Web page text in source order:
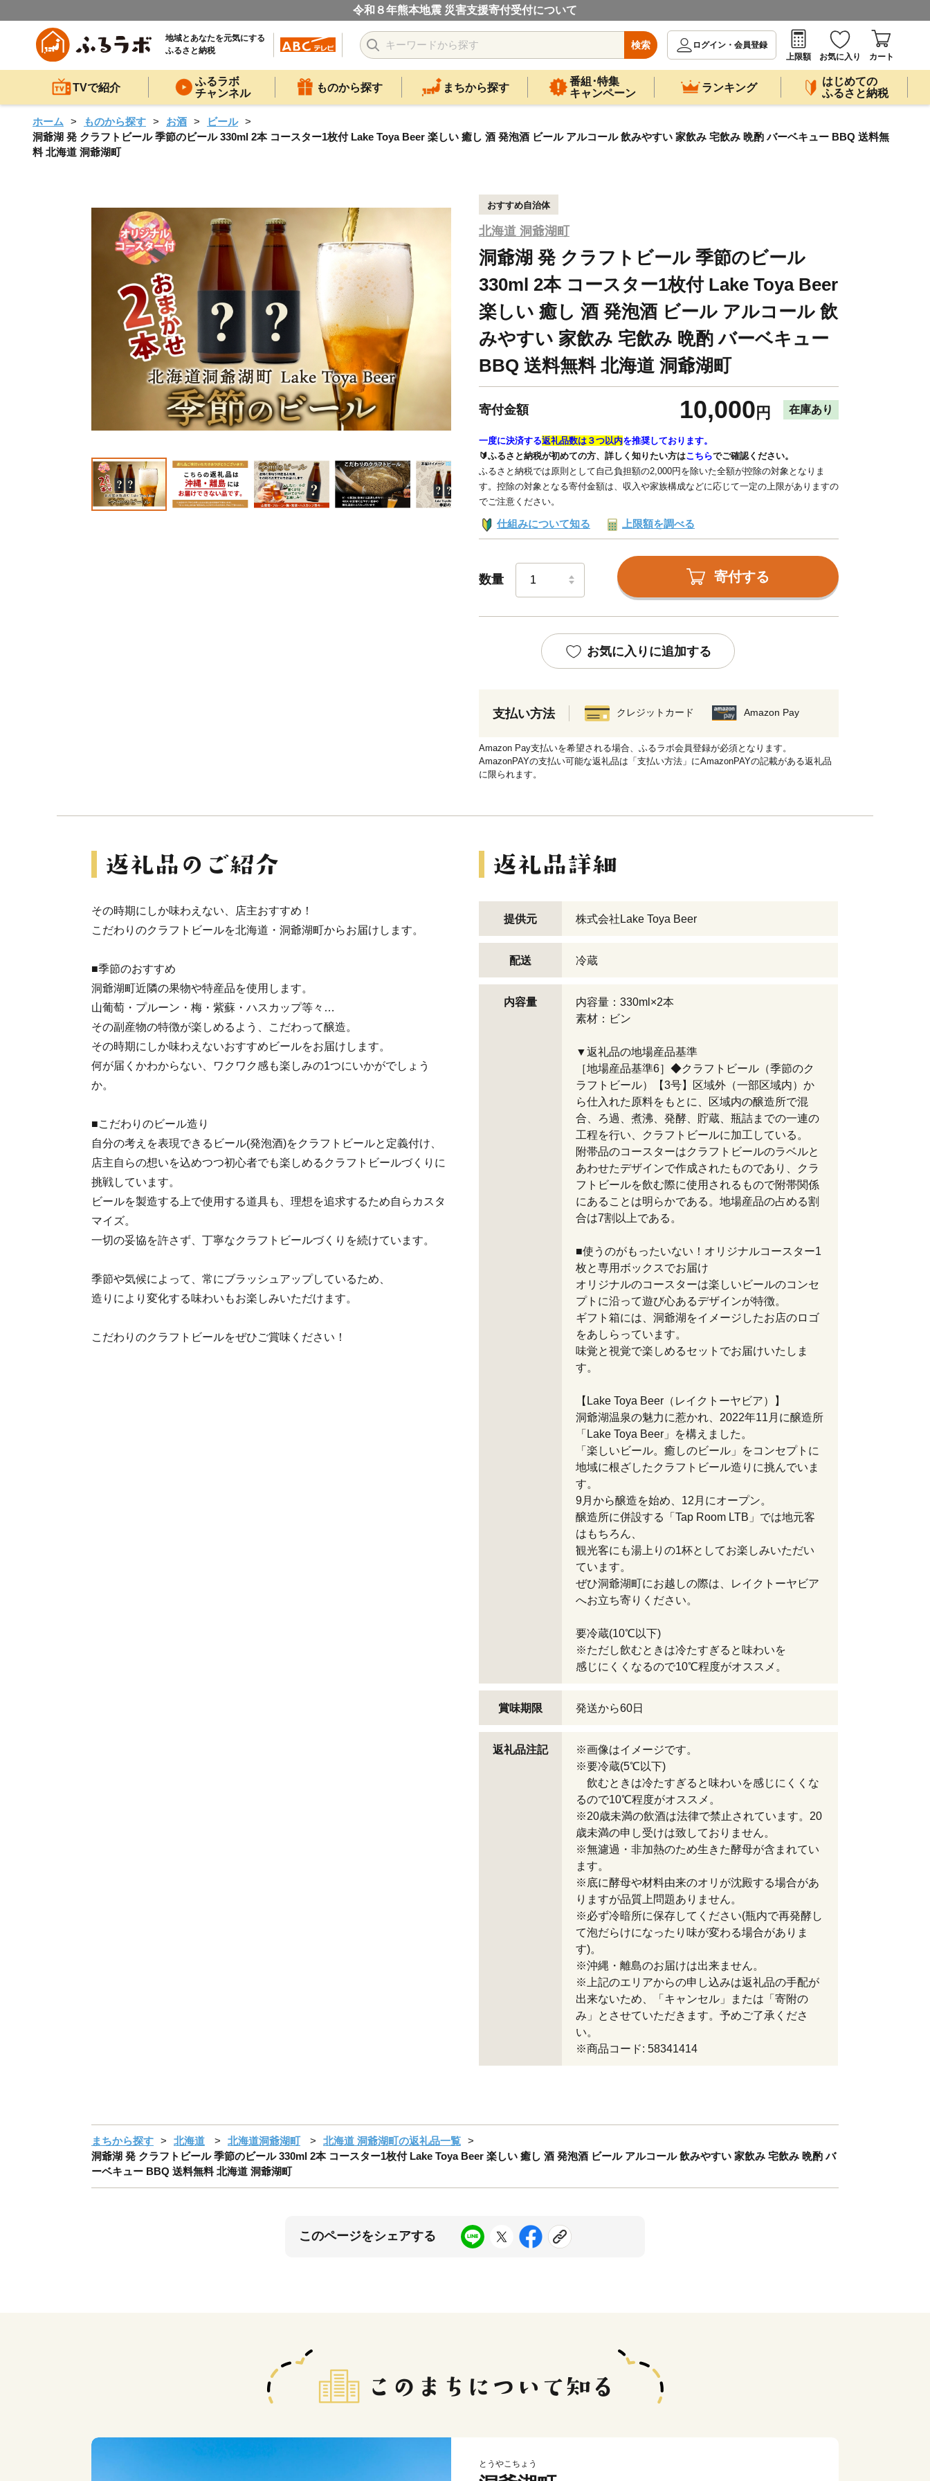
令和８年熊本地震 災害支援寄付受付について
地域とあなたを元気にする
ふるさと納税
検索
ログイン・会員登録
上限額
お気に入り カート
TVで紹介
ふるラボ
チャンネル
ものから探す まちから探す
番組･特集
キャンペーン
ランキング
はじめての
ふるさと納税
ホーム ものから探す お酒
ビール
洞爺湖 発 クラフトビール 季節のビール 330ml 2本 コースター1枚付 Lake Toya Beer 楽しい 癒し 酒 発泡酒 ビール アルコール 飲みやすい 家飲み 宅飲み 晩酌 バーベキュー BBQ 送料無
料 北海道 洞爺湖町
おすすめ自治体
北海道 洞爺湖町
洞爺湖 発 クラフトビール 季節のビール
330ml 2本 コースター1枚付 Lake Toya Beer
楽しい 癒し 酒 発泡酒 ビール アルコール 飲
みやすい 家飲み 宅飲み 晩酌 バーベキュー
BBQ 送料無料 北海道 洞爺湖町
寄付金額 10,000 円 在庫あり
一度に決済する返礼品数は３つ以内を推奨しております。
🔰ふるさと納税が初めての方、詳しく知りたい方はこちらでご確認ください。
ふるさと納税では原則として自己負担額の2,000円を除いた全額が控除の対象となりま
す。控除の対象となる寄付金額は、収入や家族構成などに応じて一定の上限がありますの
でご注意ください。
仕組みについて知る 上限額を調べる
数量 寄付する
お気に入りに追加する
支払い方法 クレジットカード Amazon Pay
Amazon Pay支払いを希望される場合、ふるラボ会員登録が必須となります。
AmazonPAYの支払い可能な返礼品は「支払い方法」にAmazonPAYの記載がある返礼品
に限られます。
その時期にしか味わえない、店主おすすめ！
こだわりのクラフトビールを北海道・洞爺湖町からお届けします。
■季節のおすすめ
洞爺湖町近隣の果物や特産品を使用します。
山葡萄・プルーン・梅・紫蘇・ハスカップ等々…
その副産物の特徴が楽しめるよう、こだわって醸造。
その時期にしか味わえないおすすめビールをお届けします。
何が届くかわからない、ワクワク感も楽しみの1つにいかがでしょう
か。
■こだわりのビール造り
自分の考えを表現できるビール(発泡酒)をクラフトビールと定義付け、
店主自らの想いを込めつつ初心者でも楽しめるクラフトビールづくりに
挑戦しています。
ビールを製造する上で使用する道具も、理想を追求するため自らカスタ
マイズ。
一切の妥協を許さず、丁寧なクラフトビールづくりを続けています。
季節や気候によって、常にブラッシュアップしているため、
造りにより変化する味わいもお楽しみいただけます。
こだわりのクラフトビールをぜひご賞味ください！
提供元 株式会社Lake Toya Beer
配送 冷蔵
内容量
内容量：330ml×2本
素材：ビン
▼返礼品の地場産品基準
［地場産品基準6］◆クラフトビール（季節のク
ラフトビール）【3号】区域外（一部区域内）か
ら仕入れた原料をもとに、区域内の醸造所で混
合、ろ過、煮沸、発酵、貯蔵、瓶詰までの一連の
工程を行い、クラフトビールに加工している。
附帯品のコースターはクラフトビールのラベルと
あわせたデザインで作成されたものであり、クラ
フトビールを飲む際に使用されるもので附帯関係
にあることは明らかである。地場産品の占める割
合は7割以上である。
■使うのがもったいない！オリジナルコースター1
枚と専用ボックスでお届け
オリジナルのコースターは楽しいビールのコンセ
プトに沿って遊び心あるデザインが特徴。
ギフト箱には、洞爺湖をイメージしたお店のロゴ
をあしらっています。
味覚と視覚で楽しめるセットでお届けいたしま
す。
【Lake Toya Beer（レイクトーヤビア）】
洞爺湖温泉の魅力に惹かれ、2022年11月に醸造所
「Lake Toya Beer」を構えました。
「楽しいビール。癒しのビール」をコンセプトに
地域に根ざしたクラフトビール造りに挑んでいま
す。
9月から醸造を始め、12月にオープン。
醸造所に併設する「Tap Room LTB」では地元客
はもちろん、
観光客にも湯上りの1杯としてお楽しみいただい
ています。
ぜひ洞爺湖町にお越しの際は、レイクトーヤビア
へお立ち寄りください。
要冷蔵(10℃以下)
※ただし飲むときは冷たすぎると味わいを
感じにくくなるので10℃程度がオススメ。
賞味期限 発送から60日
返礼品注記
※画像はイメージです。
※要冷蔵(5℃以下)
飲むときは冷たすぎると味わいを感じにくくな
るので10℃程度がオススメ。
※20歳未満の飲酒は法律で禁止されています。20
歳未満の申し受けは致しておりません。
※無濾過・非加熱のため生きた酵母が含まれてい
ます。
※底に酵母や材料由来のオリが沈殿する場合があ
りますが品質上問題ありません。
※必ず冷暗所に保存してください(瓶内で再発酵し
て泡だらけになったり味が変わる場合がありま
す)。
※沖縄・離島のお届けは出来ません。
※上記のエリアからの申し込みは返礼品の手配が
出来ないため、「キャンセル」または「寄附の
み」とさせていただきます。予めご了承くださ
い。
※商品コード: 58341414
まちから探す 北海道 北海道洞爺湖町
北海道 洞爺湖町の返礼品一覧
洞爺湖 発 クラフトビール 季節のビール 330ml 2本 コースター1枚付 Lake Toya Beer 楽しい 癒し 酒 発泡酒 ビール アルコール 飲みやすい 家飲み 宅飲み 晩酌 バ
ーベキュー BBQ 送料無料 北海道 洞爺湖町
このページをシェアする
とうやこちょう